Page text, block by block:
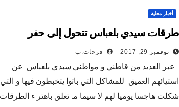
أخبار محلية
طرقات سيدي بلعباس تتحول إلى حفر
نوفمبر 29, 2017 فرحات.ب
عبر العديد من قاطني و مواطني سبدي بلعباس عن
استيائهم العميق للمشاكل التي باتوا يتخبطون فيها و التي
شكلت هاجسا يوميا لهم لا سيما ما تعلق باهتراء الطرقات